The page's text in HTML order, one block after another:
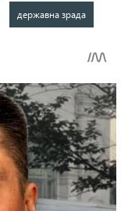
державна зрада